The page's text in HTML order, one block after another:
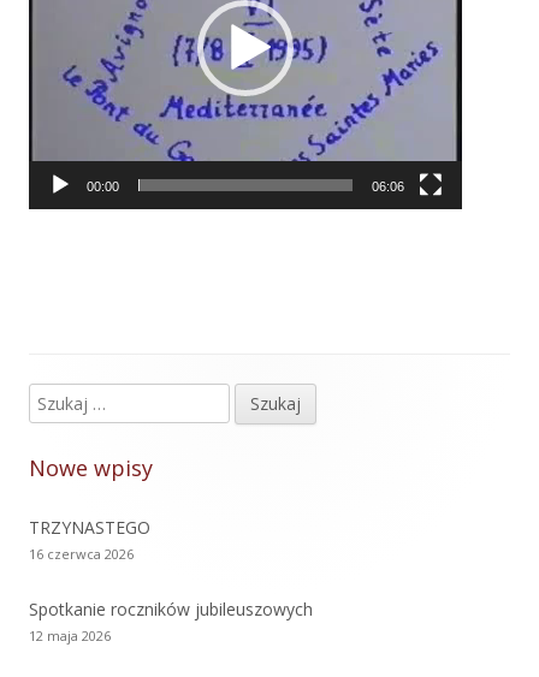
00:00 06:06
Główny
panel
boczny
Szukaj:
Nowe wpisy
TRZYNASTEGO
16 czerwca 2026
Spotkanie roczników jubileuszowych
12 maja 2026